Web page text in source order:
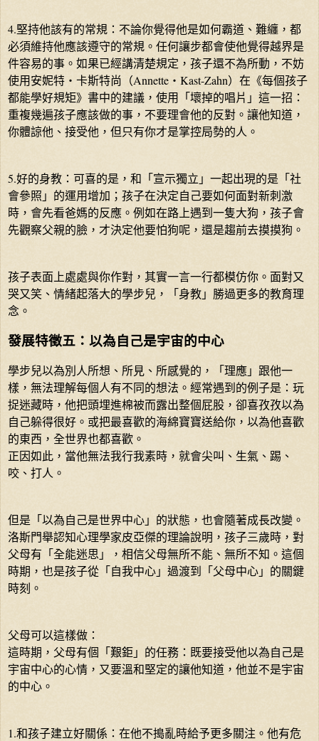
4.堅持他該有的常規：不論你覺得他是如何霸道、難纏，都
必須維持他應該遵守的常規。任何讓步都會使他覺得越界是
件容易的事。如果已經講清楚規定，孩子還不為所動，不妨
使用安妮特‧卡斯特尚（Annette‧Kast-Zahn）在《每個孩子
都能學好規矩》書中的建議，使用「壞掉的唱片」這一招：
重複幾遍孩子應該做的事，不要理會他的反對。讓他知道，
你體諒他、接受他，但只有你才是掌控局勢的人。
5.好的身教：可喜的是，和「宣示獨立」一起出現的是「社
會參照」的運用增加；孩子在決定自己要如何面對新刺激
時，會先看爸媽的反應。例如在路上遇到一隻大狗，孩子會
先觀察父親的臉，才決定他要怕狗呢，還是趨前去摸摸狗。
孩子表面上處處與你作對，其實一言一行都模仿你。面對又
哭又笑、情緒起落大的學步兒，「身教」勝過更多的教育理
念。
發展特徵五：以為自己是宇宙的中心
學步兒以為別人所想、所見、所感覺的，「理應」跟他一
樣，無法理解每個人有不同的想法。經常遇到的例子是：玩
捉迷藏時，他把頭埋進棉被而露出整個屁股，卻喜孜孜以為
自己躲得很好。或把最喜歡的海綿寶寶送給你，以為他喜歡
的東西，全世界也都喜歡。
正因如此，當他無法我行我素時，就會尖叫、生氣、踢、
咬、打人。
但是「以為自己是世界中心」的狀態，也會隨著成長改變。
洛斯門舉認知心理學家皮亞傑的理論說明，孩子三歲時，對
父母有「全能迷思」，相信父母無所不能、無所不知。這個
時期，也是孩子從「自我中心」過渡到「父母中心」的關鍵
時刻。
父母可以這樣做：
這時期，父母有個「艱鉅」的任務：既要接受他以為自己是
宇宙中心的心情，又要溫和堅定的讓他知道，他並不是宇宙
的中心。
1.和孩子建立好關係：在他不搗亂時給予更多關注。他有危